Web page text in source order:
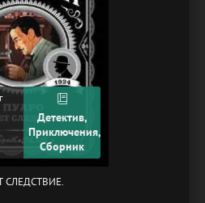
Детектив,
Приключения,
Сборник
СЛЕДСТВИЕ.